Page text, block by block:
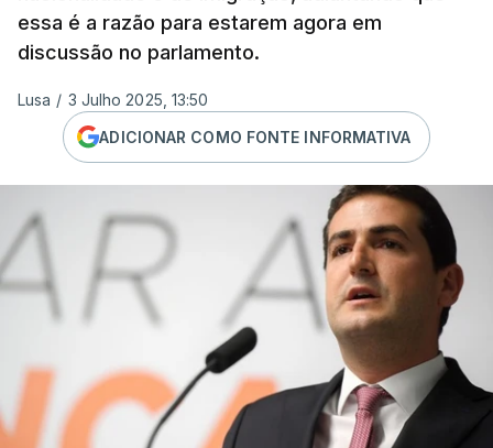
essa é a razão para estarem agora em
discussão no parlamento.
Lusa / 3 Julho 2025, 13:50
ADICIONAR COMO FONTE INFORMATIVA